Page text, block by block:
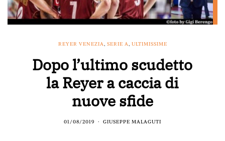
REYER VENEZIA, SERIE A, ULTIMISSIME
Dopo l’ultimo scudetto
la Reyer a caccia di
nuove sfide
01/08/2019 GIUSEPPE MALAGUTI